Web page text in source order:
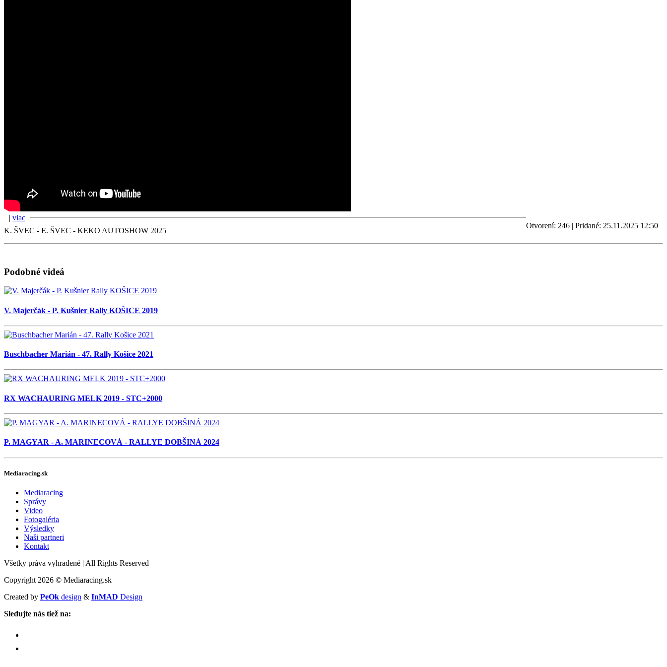
Otvorení: 246 | Pridané: 25.11.2025 12:50
| viac
K. ŠVEC - E. ŠVEC - KEKO AUTOSHOW 2025
Podobné videá
V. Majerčák - P. Kušnier Rally KOŠICE 2019
Buschbacher Marián - 47. Rally Košice 2021
RX WACHAURING MELK 2019 - STC+2000
P. MAGYAR - A. MARINECOVÁ - RALLYE DOBŠINÁ 2024
Mediaracing.sk
Mediaracing
Správy
Video
Fotogaléria
Výsledky
Naši partneri
Kontakt
Všetky práva vyhradené | All Rights Reserved
Copyright 2026 © Mediaracing.sk
Created by PeOk design & InMAD Design
Sledujte nás tiež na: